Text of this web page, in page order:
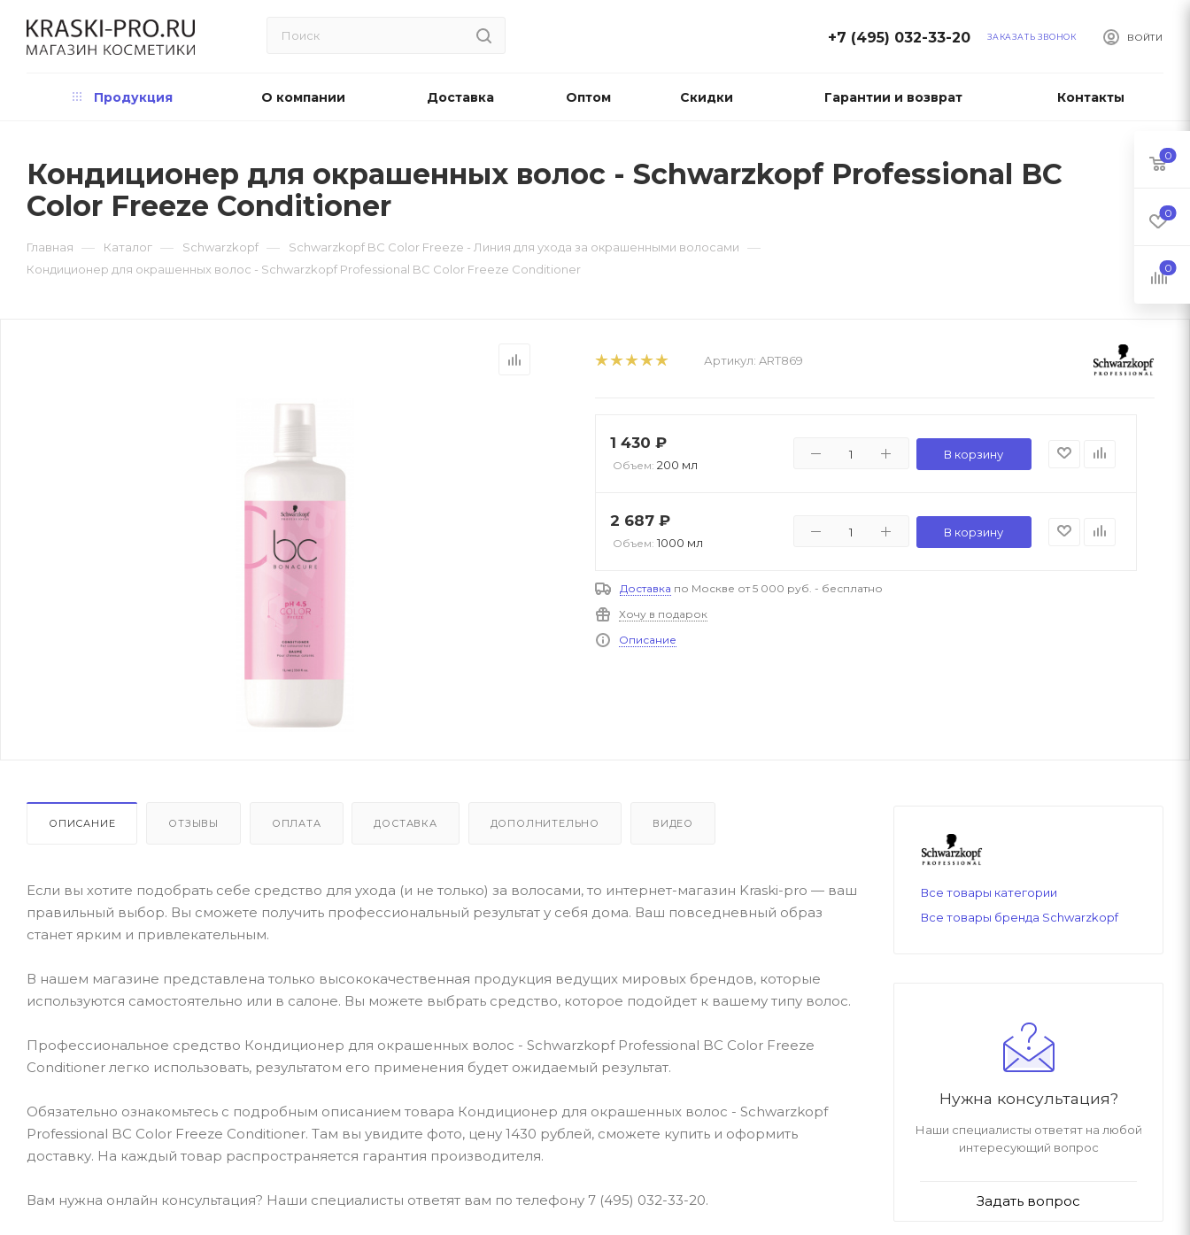
ВОЙТИ
+7 (495) 032-33-20 ЗАКАЗАТЬ ЗВОНОК
Продукция О компании Доставка Оптом Скидки Гарантии и возврат Контакты
Кондиционер для окрашенных волос - Schwarzkopf Professional BC
Color Freeze Conditioner
Главная — Каталог — Schwarzkopf — Schwarzkopf BC Color Freeze - Линия для ухода за окрашенными волосами —
Кондиционер для окрашенных волос - Schwarzkopf Professional BC Color Freeze Conditioner
Артикул: ART869
1 430 ₽
Объем: 200 мл
В корзину
2 687 ₽
Объем: 1000 мл
В корзину
Доставка по Москве от 5 000 руб. - бесплатно
Хочу в подарок
Описание
ОПИСАНИЕ ОТЗЫВЫ ОПЛАТА ДОСТАВКА ДОПОЛНИТЕЛЬНО ВИДЕО
Если вы хотите подобрать себе средство для ухода (и не только) за волосами, то интернет-магазин Kraski-pro — ваш
правильный выбор. Вы сможете получить профессиональный результат у себя дома. Ваш повседневный образ
станет ярким и привлекательным.
В нашем магазине представлена только высококачественная продукция ведущих мировых брендов, которые
используются самостоятельно или в салоне. Вы можете выбрать средство, которое подойдет к вашему типу волос.
Профессиональное средство Кондиционер для окрашенных волос - Schwarzkopf Professional BC Color Freeze
Conditioner легко использовать, результатом его применения будет ожидаемый результат.
Обязательно ознакомьтесь с подробным описанием товара Кондиционер для окрашенных волос - Schwarzkopf
Professional BC Color Freeze Conditioner. Там вы увидите фото, цену 1430 рублей, сможете купить и оформить
доставку. На каждый товар распространяется гарантия производителя.
Вам нужна онлайн консультация? Наши специалисты ответят вам по телефону 7 (495) 032-33-20.
Все товары категории
Все товары бренда Schwarzkopf
Нужна консультация?
Наши специалисты ответят на любой
интересующий вопрос
Задать вопрос
0
0
0